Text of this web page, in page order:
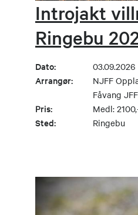
Introjakt
Ringebu
Dato: 03.09.2026
Arrangør:
NJFF
Fåvang JFF
Pris: Medl:
Sted: Ringebu